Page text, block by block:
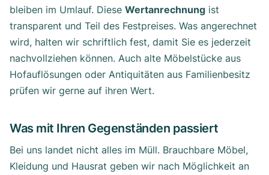
bleiben im Umlauf. Diese Wertanrechnung ist
transparent und Teil des Festpreises. Was angerechnet
wird, halten wir schriftlich fest, damit Sie es jederzeit
nachvollziehen können. Auch alte Möbelstücke aus
Hofauflösungen oder Antiquitäten aus Familienbesitz
prüfen wir gerne auf ihren Wert.
Was mit Ihren Gegenständen passiert
Bei uns landet nicht alles im Müll. Brauchbare Möbel,
Kleidung und Hausrat geben wir nach Möglichkeit an